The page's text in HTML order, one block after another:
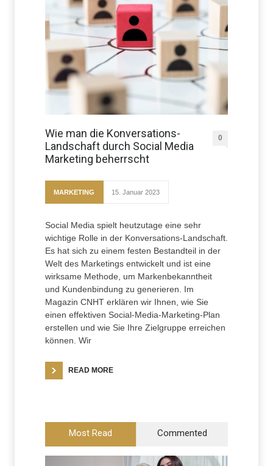
Wie man die Konversations-
Landschaft durch Social Media
Marketing beherrscht
0
MARKETING 15. Januar 2023
Social Media spielt heutzutage eine sehr
wichtige Rolle in der Konversations-Landschaft.
Es hat sich zu einem festen Bestandteil in der
Welt des Marketings entwickelt und ist eine
wirksame Methode, um Markenbekanntheit
und Kundenbindung zu generieren. Im
Magazin CNHT erklären wir Ihnen, wie Sie
einen effektiven Social-Media-Marketing-Plan
erstellen und wie Sie Ihre Zielgruppe erreichen
können. Wir
READ MORE
Most Read Commented